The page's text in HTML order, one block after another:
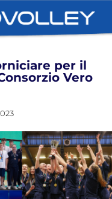
per il
Vero